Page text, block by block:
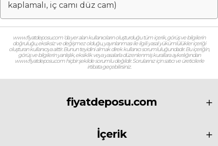
kaplamalı, iç camı düz cam)
www.fiyatdeposu.com ‘da yer alan kullanıcıların oluşturduğu tüm içerik, görüş ve bilgilerin
doğruluğu, eksiksiz ve değişmez olduğu, yayınlanması ile ilgili yasal yükümlülükler içeriği
oluşturan kullanıcıya aittir. Bunun teyidini almak direk kullanıcı sorumluluğundadır. Bu içeriğin,
görüş ve bilgilerin yanlışlık, eksiklik veya yasalarla düzenlenmiş kurallara aykırılığından
www.fiyatdeposu.com hiçbir şekilde sorumlu değildir. Sorularınız için satıcı ve üreticilerle
irtibata geçebilirsiniz.
fiyatdeposu.com
İçerik